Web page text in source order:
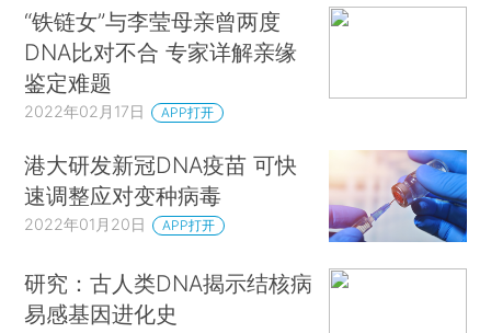
“铁链女”与李莹母亲曾两度
DNA比对不合 专家详解亲缘
鉴定难题
2022年02月17日 APP打开
港大研发新冠DNA疫苗 可快
速调整应对变种病毒
2022年01月20日 APP打开
研究：古人类DNA揭示结核病
易感基因进化史